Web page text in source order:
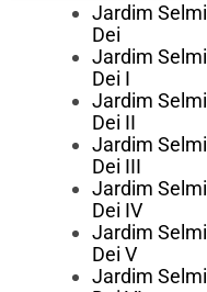
Jardim Selmi
Dei
Jardim Selmi
Dei I
Jardim Selmi
Dei II
Jardim Selmi
Dei III
Jardim Selmi
Dei IV
Jardim Selmi
Dei V
Jardim Selmi